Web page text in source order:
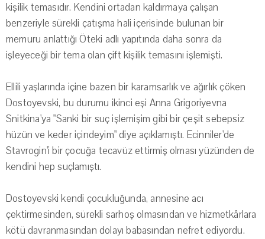
kişilik temasıdır. Kendini ortadan kaldırmaya çalışan
benzeriyle sürekli çatışma hali içerisinde bulunan bir
memuru anlattığı Öteki adlı yapıtında daha sonra da
işleyeceği bir tema olan çift kişilik temasını işlemişti.
Ellili yaşlarında içine bazen bir karamsarlık ve ağırlık çöken
Dostoyevski, bu durumu ikinci eşi Anna Grigoriyevna
Snitkina'ya "Sanki bir suç işlemişim gibi bir çeşit sebepsiz
hüzün ve keder içindeyim" diye açıklamıştı. Ecinniler'de
Stavrogin'i bir çocuğa tecavüz ettirmiş olması yüzünden de
kendini hep suçlamıştı.
Dostoyevski kendi çocukluğunda, annesine acı
çektirmesinden, sürekli sarhoş olmasından ve hizmetkârlara
kötü davranmasından dolayı babasından nefret ediyordu.